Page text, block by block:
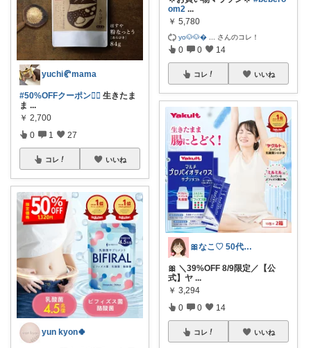
yuchi🥐mama
#50%OFFクーポン❤️‍🔥 生きたま
ま ...
￥ 2,700
0 1 27
コレ いいね
yun kyon🍀
om2 ...
￥ 5,780
yo🐶🐶 さんのコレ！
0 0 14
コレ いいね
🎀なこ♡︎ 50代主婦の"買って正解"
🎀 ＼39%OFF 8/9限定／【公
式】ヤ ...
￥ 3,294
0 0 14
コレ いいね